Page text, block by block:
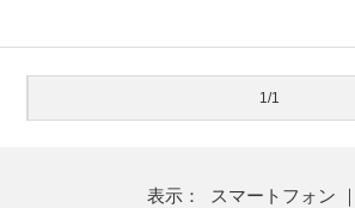
1/1
表示： スマートフォン ｜